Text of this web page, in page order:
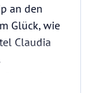
an den
Glück, wie
Claudia